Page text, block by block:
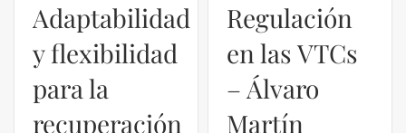
Regulación
en las VTCs
– Álvaro
Martín
El caso de